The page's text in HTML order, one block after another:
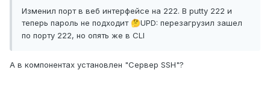
Изменил порт в веб интерфейсе на 222. В putty 222 и
теперь пароль не подходит 🤔UPD: перезагрузил зашел
по порту 222, но опять же в CLI
А в компонентах установлен "Сервер SSH"?